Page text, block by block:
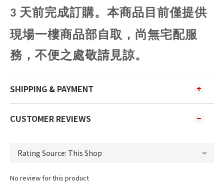
3 天前完成訂購。 本商品目前僅提供
現場一樓商品部自取，尚無宅配服
務，不便之處敬請見諒。
SHIPPING & PAYMENT
CUSTOMER REVIEWS
No review for this product